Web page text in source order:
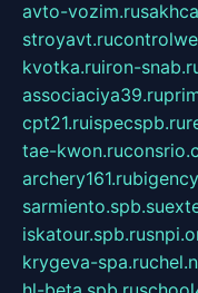
avto-vozim.ru
stroyavt.ru
kvotka.ruiron-
associaciya39.ru
cpt21.ruispecspb.ru
tae-kwon.ru
archery161.ru
sarmiento.spb.su
iskatour.spb.ru
krygeva-spa.ru